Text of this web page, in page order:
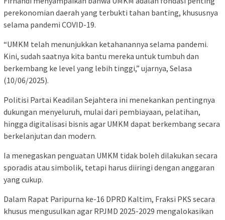
perekonomian daerah yang terbukti tahan banting, khususnya
selama pandemi COVID-19.
“UMKM telah menunjukkan ketahanannya selama pandemi.
Kini, sudah saatnya kita bantu mereka untuk tumbuh dan
berkembang ke level yang lebih tinggi,” ujarnya, Selasa
(10/06/2025).
Politisi Partai Keadilan Sejahtera ini menekankan pentingnya
dukungan menyeluruh, mulai dari pembiayaan, pelatihan,
hingga digitalisasi bisnis agar UMKM dapat berkembang secara
berkelanjutan dan modern.
Ia menegaskan penguatan UMKM tidak boleh dilakukan secara
sporadis atau simbolik, tetapi harus diiringi dengan anggaran
yang cukup.
Dalam Rapat Paripurna ke-16 DPRD Kaltim, Fraksi PKS secara
khusus mengusulkan agar RPJMD 2025-2029 mengalokasikan